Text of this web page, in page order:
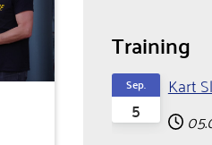
Training
5
Sep.
Kart